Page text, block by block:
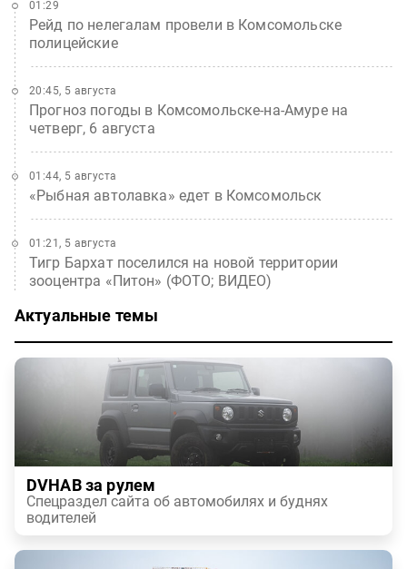
Рейд по нелегалам провели в Комсомольске
полицейские
01:29
Прогноз погоды в Комсомольске-на-Амуре на
четверг, 6 августа
20:45, 5 августа
«Рыбная автолавка» едет в Комсомольск
01:44, 5 августа
Тигр Бархат поселился на новой территории
зооцентра «Питон» (ФОТО; ВИДЕО)
01:21, 5 августа
Актуальные темы
DVHAB за рулем
Спецраздел сайта об автомобилях и буднях
водителей